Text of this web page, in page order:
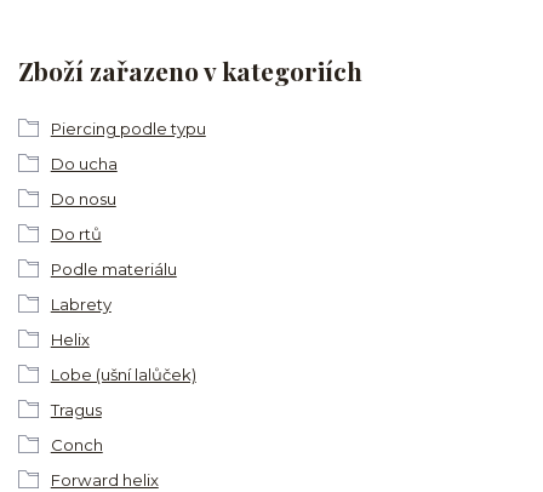
Zboží zařazeno v kategoriích
Piercing podle typu
Do ucha
Do nosu
Do rtů
Podle materiálu
Labrety
Helix
Lobe (ušní lalůček)
Tragus
Conch
Forward helix